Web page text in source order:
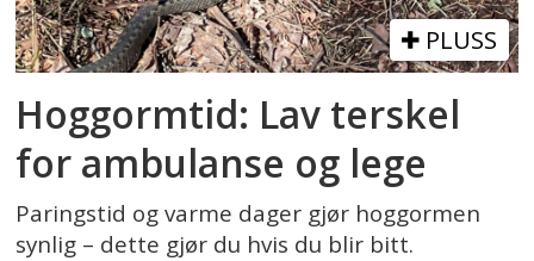
PLUSS
Hoggormtid: Lav terskel
for ambulanse og lege
Paringstid og varme dager gjør hoggormen
synlig – dette gjør du hvis du blir bitt.